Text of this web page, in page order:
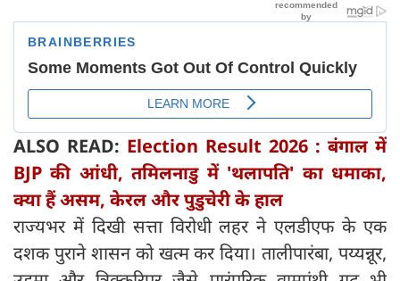
ALSO READ: Election Result 2026 : बंगाल में
BJP की आंधी, तमिलनाडु में 'थलापति' का धमाका,
क्या हैं असम, केरल और पुडुचेरी के हाल
राज्यभर में दिखी सत्ता विरोधी लहर ने एलडीएफ के एक
दशक पुराने शासन को खत्म कर दिया। तालीपारंबा, पय्यन्नूर,